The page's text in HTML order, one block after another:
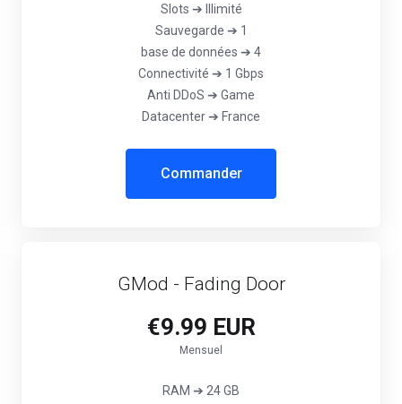
Slots ➔ Illimité
Sauvegarde ➔ 1
base de données ➔ 4
Connectivité ➔ 1 Gbps
Anti DDoS ➔ Game
Datacenter ➔ France
Commander
GMod - Fading Door
€9.99 EUR
Mensuel
RAM ➔ 24 GB